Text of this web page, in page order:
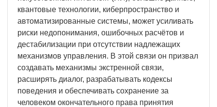
квантовые технологии, киберпространство и
автоматизированные системы, может усиливать
риски недопонимания, ошибочных расчётов и
дестабилизации при отсутствии надлежащих
механизмов управления. В этой связи он призвал
создавать механизмы экстренной связи,
расширять диалог, разрабатывать кодексы
поведения и обеспечивать сохранение за
человеком окончательного права принятия